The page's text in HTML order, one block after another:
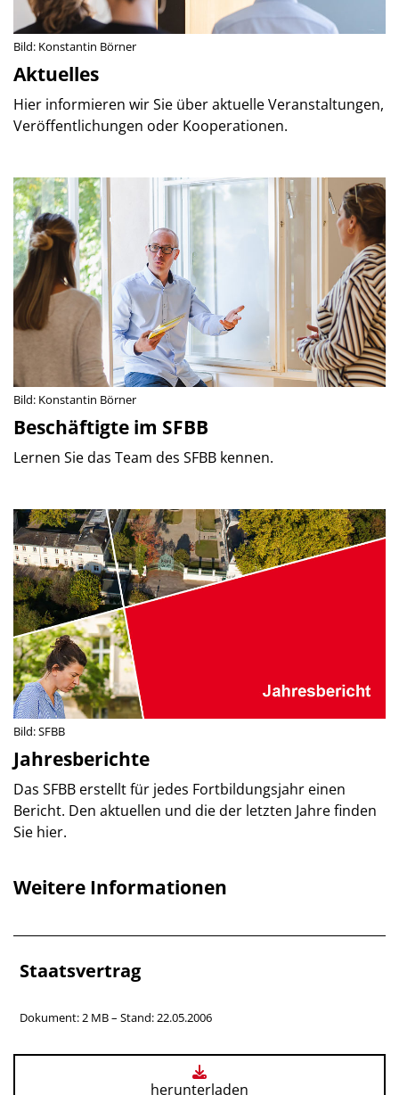
Bild: Konstantin Börner
Aktuelles
Hier informieren wir Sie über aktuelle Veranstaltungen,
Veröffentlichungen oder Kooperationen.
Bild: Konstantin Börner
Beschäftigte im SFBB
Lernen Sie das Team des SFBB kennen.
Bild: SFBB
Jahresberichte
Das SFBB erstellt für jedes Fortbildungsjahr einen
Bericht. Den aktuellen und die der letzten Jahre finden
Sie hier.
Weitere Informationen
Staatsvertrag
Dokument: 2 MB – Stand: 22.05.2006
herunterladen